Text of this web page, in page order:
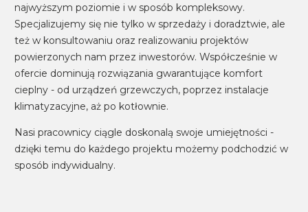
najwyższym poziomie i w sposób kompleksowy.
Specjalizujemy się nie tylko w sprzedaży i doradztwie, ale
też w konsultowaniu oraz realizowaniu projektów
powierzonych nam przez inwestorów. Współcześnie w
ofercie dominują rozwiązania gwarantujące komfort
cieplny - od urządzeń grzewczych, poprzez instalacje
klimatyzacyjne, aż po kotłownie.
Nasi pracownicy ciągle doskonalą swoje umiejętności -
dzięki temu do każdego projektu możemy podchodzić w
sposób indywidualny.